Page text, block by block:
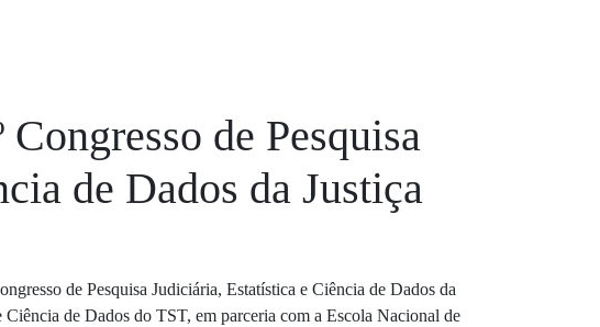
de Pesquisa
de Dados da Justiça
de Pesquisa Judiciária, Estatística e Ciência de Dados da
de Dados do TST, em parceria com a Escola Nacional de